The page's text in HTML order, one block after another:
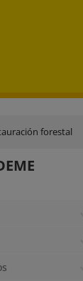
forestal